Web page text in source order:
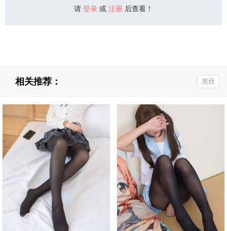
请 登录 或 注册 后查看！
相关推荐： 黑丝